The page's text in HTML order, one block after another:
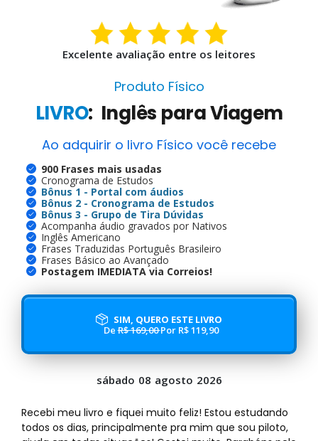
Excelente avaliação entre os leitores
Produto Físico
LIVRO: Inglês para Viagem
Ao adquirir o livro Físico você recebe
900 Frases mais usadas
Cronograma de Estudos
Bônus 1 - Portal com áudios
Bônus 2 - Cronograma de Estudos
Bônus 3 - Grupo de Tira Dúvidas
Acompanha áudio gravados por Nativos
Inglês Americano
Frases Traduzidas Português Brasileiro
Frases Básico ao Avançado
Postagem IMEDIATA via Correios!
SIM, QUERO ESTE LIVRO
DeR$ 169,00Por R$ 119,90
sábado agosto
08 2026
Recebi meu livro e fiquei muito feliz! Estou estudando
todos os dias, principalmente pra mim que sou piloto,